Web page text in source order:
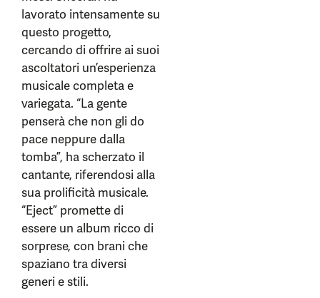
lavorato intensamente su
questo progetto,
cercando di offrire ai suoi
ascoltatori un’esperienza
musicale completa e
variegata. “La gente
penserà che non gli do
pace neppure dalla
tomba”, ha scherzato il
cantante, riferendosi alla
sua prolificità musicale.
“Eject” promette di
essere un album ricco di
sorprese, con brani che
spaziano tra diversi
generi e stili.